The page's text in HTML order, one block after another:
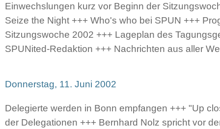
Einwechslungen kurz vor Beginn der
Seize the Night +++ Who's who bei SPUN +++
Sitzungswoche 2002 +++ Lageplan des
SPUNited-Redaktion +++ Nachrichten aus aller
Donnerstag, 11. Juni 2002
Delegierte werden in Bonn empfangen +++ "Up
der Delegationen +++ Bernhard Nolz spricht vor